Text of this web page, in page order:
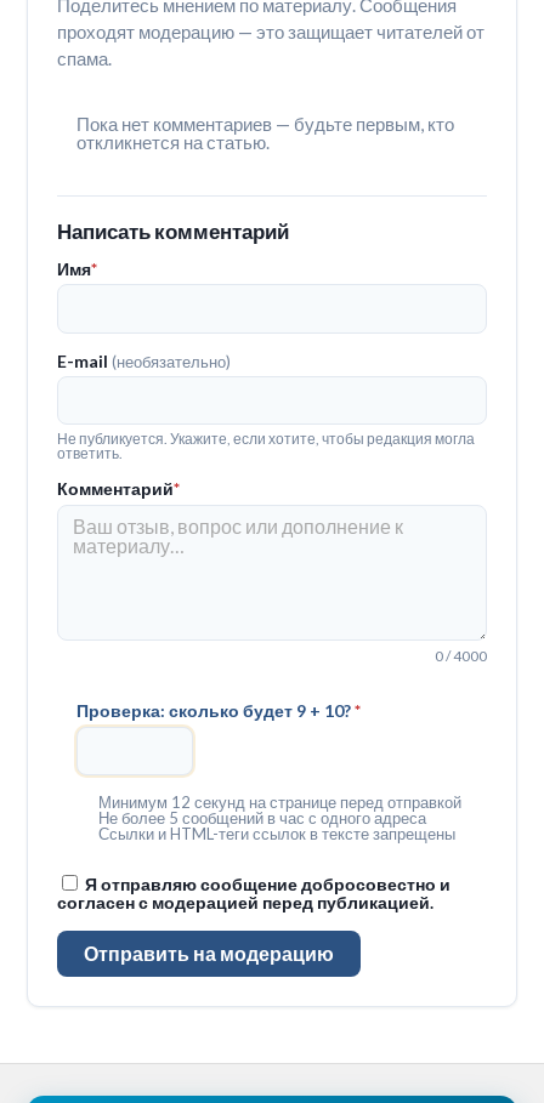
Поделитесь мнением по материалу. Сообщения
проходят модерацию — это защищает читателей от
спама.
Пока нет комментариев — будьте первым, кто
откликнется на статью.
Написать комментарий
Имя*
E-mail(необязательно)
Не публикуется. Укажите, если хотите, чтобы редакция могла
ответить.
Комментарий*
0 / 4000
Проверка: сколько будет 9 + 10?*
Минимум 12 секунд на странице перед отправкой
Не более 5 сообщений в час с одного адреса
Ссылки и HTML-теги ссылок в тексте запрещены
Я отправляю сообщение добросовестно и
согласен с модерацией перед публикацией.
Отправить на модерацию